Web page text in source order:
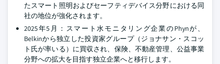
たスマート照明およびセーフティデバイス分野における同
社の地位が強化されます。
2025年5月：スマート水モニタリング企業のPhynが、
Belkinから独立した投資家グループ（ジョナサン・スコッ
ト氏が率いる）に買収され、保険、不動産管理、公益事業
分野への拡大を目指す独立企業へと移行します。